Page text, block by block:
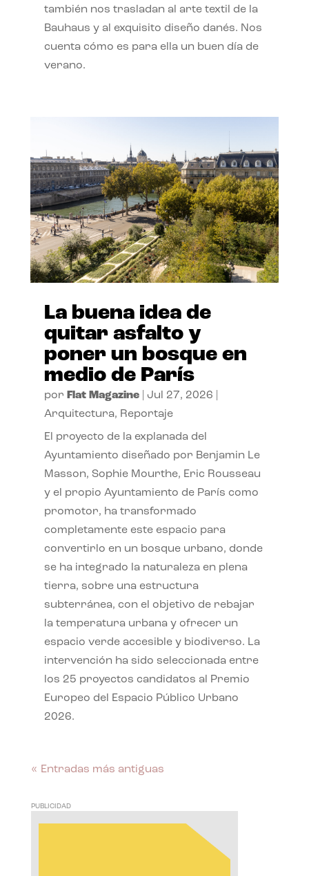
también nos trasladan al arte textil de la
Bauhaus y al exquisito diseño danés. Nos
cuenta cómo es para ella un buen día de
verano.
La buena idea de
quitar asfalto y
poner un bosque en
medio de París
por Flat Magazine| Jul 27, 2026
Arquitectura, Reportaje
El proyecto de la explanada del
Ayuntamiento diseñado por Benjamin Le
Masson, Sophie Mourthe, Eric Rousseau
y el propio Ayuntamiento de París como
promotor, ha transformado
completamente este espacio para
convertirlo en un bosque urbano, donde
se ha integrado la naturaleza en plena
tierra, sobre una estructura
subterránea, con el objetivo de rebajar
la temperatura urbana y ofrecer un
espacio verde accesible y biodiverso. La
intervención ha sido seleccionada entre
los 25 proyectos candidatos al Premio
Europeo del Espacio Público Urbano
2026.
« Entradas más antiguas
PUBLICIDAD